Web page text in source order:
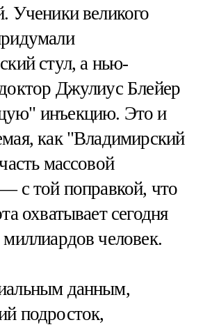
Ученики великого
стул, а нью-
Джулиус Блейер
инъекцию. Это и
как "Владимирский
массовой
с той поправкой, что
охватывает сегодня
миллиардов человек.
данным,
подросток,